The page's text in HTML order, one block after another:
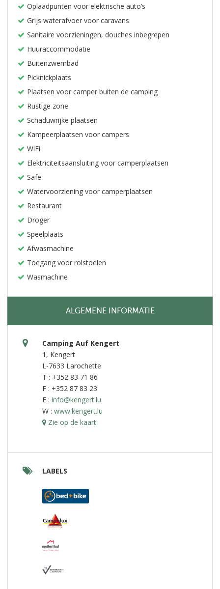
Oplaadpunten voor elektrische auto’s
Grijs waterafvoer voor caravans
Sanitaire voorzieningen, douches inbegrepen
Huuraccommodatie
Buitenzwembad
Picknickplaats
Plaatsen voor camper buiten de camping
Rustige zone
Schaduwrijke plaatsen
Kampeerplaatsen voor campers
WiFi
Elektriciteitsaansluiting voor camperplaatsen
Safe
Watervoorziening voor camperplaatsen
Restaurant
Droger
Speelplaats
Afwasmachine
Toegang voor rolstoelen
Wasmachine
ALGEMENE INFORMATIE
Camping Auf Kengert
1, Kengert
L-7633 Larochette
T : +352 83 71 86
F : +352 87 83 23
E : info@kengert.lu
W : www.kengert.lu
Zie op de kaart
LABELS